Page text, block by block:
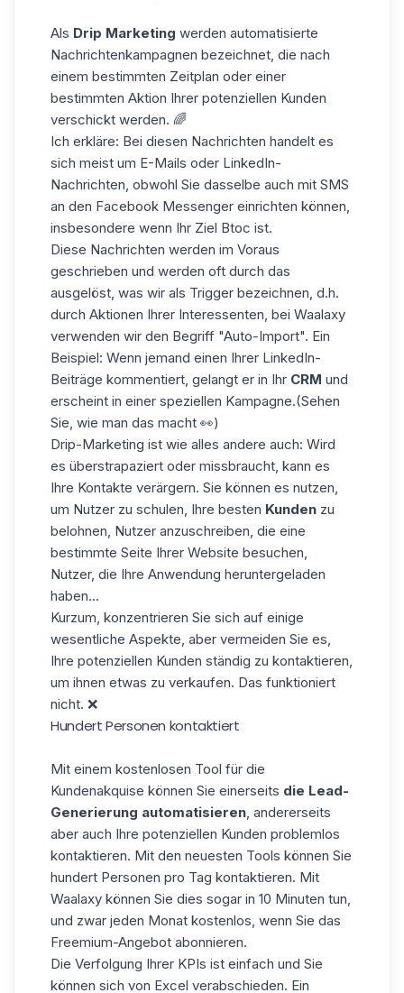
Als Drip Marketing werden automatisierte
Nachrichtenkampagnen bezeichnet, die nach
einem bestimmten Zeitplan oder einer
bestimmten Aktion Ihrer potenziellen Kunden
verschickt werden. 🌈
Ich erkläre: Bei diesen Nachrichten handelt es
sich meist um E-Mails oder LinkedIn-
Nachrichten, obwohl Sie dasselbe auch mit SMS
an den Facebook Messenger einrichten können,
insbesondere wenn Ihr Ziel Btoc ist.
Diese Nachrichten werden im Voraus
geschrieben und werden oft durch das
ausgelöst, was wir als Trigger bezeichnen, d.h.
durch Aktionen Ihrer Interessenten, bei Waalaxy
verwenden wir den Begriff "Auto-Import". Ein
Beispiel: Wenn jemand einen Ihrer LinkedIn-
Beiträge kommentiert, gelangt er in Ihr CRM und
erscheint in einer speziellen Kampagne.(Sehen
Sie, wie man das macht 👀)
Drip-Marketing ist wie alles andere auch: Wird
es überstrapaziert oder missbraucht, kann es
Ihre Kontakte verärgern. Sie können es nutzen,
um Nutzer zu schulen, Ihre besten Kunden zu
belohnen, Nutzer anzuschreiben, die eine
bestimmte Seite Ihrer Website besuchen,
Nutzer, die Ihre Anwendung heruntergeladen
haben...
Kurzum, konzentrieren Sie sich auf einige
wesentliche Aspekte, aber vermeiden Sie es,
Ihre potenziellen Kunden ständig zu kontaktieren,
um ihnen etwas zu verkaufen. Das funktioniert
nicht. ❌
Hundert Personen kontaktiert
Mit einem kostenlosen Tool für die
Kundenakquise können Sie einerseits die Lead-
Generierung automatisieren , andererseits
aber auch Ihre potenziellen Kunden problemlos
kontaktieren. Mit den neuesten Tools können Sie
hundert Personen pro Tag kontaktieren. Mit
Waalaxy können Sie dies sogar in 10 Minuten tun,
und zwar jeden Monat kostenlos, wenn Sie das
Freemium-Angebot abonnieren.
Die Verfolgung Ihrer KPIs ist einfach und Sie
können sich von Excel verabschieden. Ein